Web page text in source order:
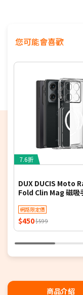
※本產品皆以實品
響，顏色表現可能
※提醒您打開包裹
※鑑賞期非試用期
還原狀態下才接受
件，會依個案退貨
折價損失。
您可能會喜歡
7.6折
DUX DUCIS Moto
Fold Clin Mag 磁吸
網路限定價
$450$599
商品介紹